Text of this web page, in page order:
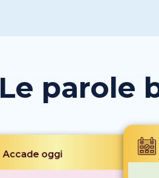
Le parole
Accade oggi